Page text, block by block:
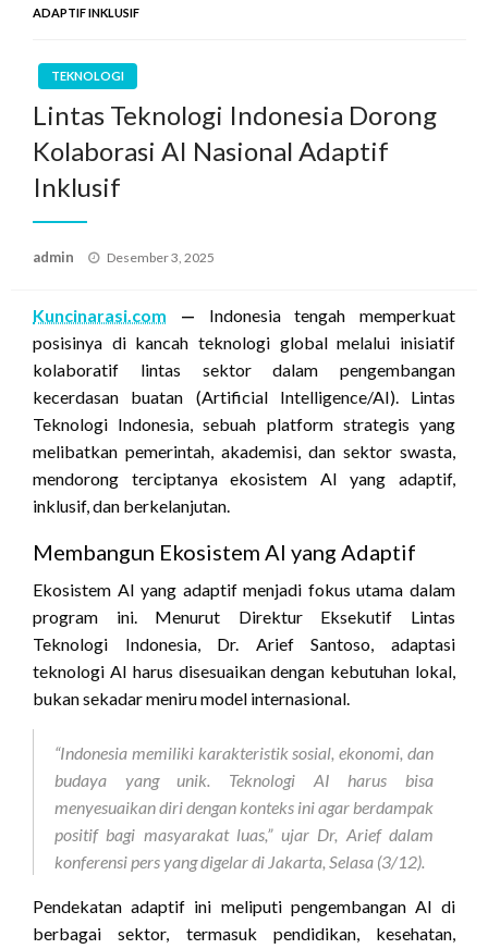
ADAPTIF INKLUSIF
TEKNOLOGI
Lintas Teknologi Indonesia Dorong
Kolaborasi AI Nasional Adaptif
Inklusif
admin
Posted
Desember 3, 2025
Kuncinarasi.com — Indonesia tengah memperkuat
posisinya di kancah teknologi global melalui inisiatif
kolaboratif lintas sektor dalam pengembangan
kecerdasan buatan (Artificial Intelligence/AI). Lintas
Teknologi Indonesia, sebuah platform strategis yang
melibatkan pemerintah, akademisi, dan sektor swasta,
mendorong terciptanya ekosistem AI yang adaptif,
inklusif, dan berkelanjutan.
Membangun Ekosistem AI yang Adaptif
Ekosistem AI yang adaptif menjadi fokus utama dalam
program ini. Menurut Direktur Eksekutif Lintas
Teknologi Indonesia, Dr. Arief Santoso, adaptasi
teknologi AI harus disesuaikan dengan kebutuhan lokal,
bukan sekadar meniru model internasional.
“Indonesia memiliki karakteristik sosial, ekonomi, dan
budaya yang unik. Teknologi AI harus bisa
menyesuaikan diri dengan konteks ini agar berdampak
positif bagi masyarakat luas,” ujar Dr, Arief dalam
konferensi pers yang digelar di Jakarta, Selasa (3/12).
Pendekatan adaptif ini meliputi pengembangan AI di
berbagai sektor, termasuk pendidikan, kesehatan,